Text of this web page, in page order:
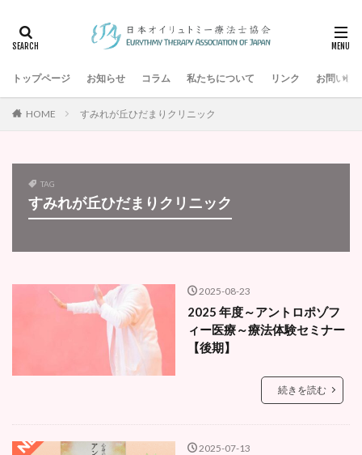
トップページ お知らせ コラム 私たちについて リンク お問い合
HOME すみれが丘ひだまりクリニック
TAG
すみれが丘ひだまりクリニック
2025-08-23
2025 年度～アントロポゾフ
ィー医療～療法体験セミナー
【後期】
続きを読む
2025-07-13
発達支援
母音
オイリュトミー療法士
オイリュトミー療法
検索